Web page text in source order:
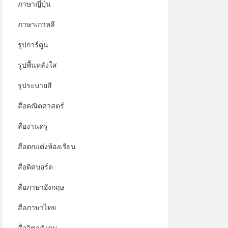
ภาษาญี่ปุ่น
ภาษาเกาหลี
รูปการ์ตูน
รูปพื้นหลังใส
รูประบายสี
สื่อคณิตศาสตร์
สื่องานครู
สื่อตกแต่งห้องเรียน
สื่อติดบอร์ด
สื่อภาษาอังกฤษ
สื่อภาษาไทย